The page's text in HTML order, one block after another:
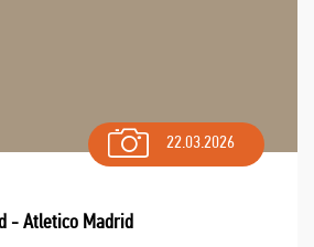
22.03.2026
- Atletico Madrid